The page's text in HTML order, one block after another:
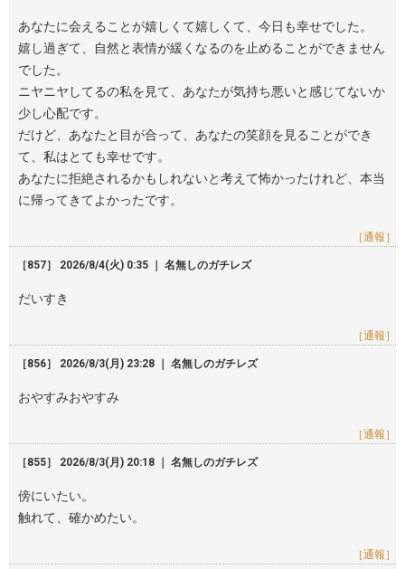
あなたに会えることが嬉しくて嬉しくて、今日も幸せでした。
嬉し過ぎて、自然と表情が緩くなるのを止めることができません
でした。
ニヤニヤしてるの私を見て、あなたが気持ち悪いと感じてないか
少し心配です。
だけど、あなたと目が合って、あなたの笑顔を見ることができ
て、私はとても幸せです。
あなたに拒絶されるかもしれないと考えて怖かったけれど、本当
に帰ってきてよかったです。
［通報］
［857］ 2026/8/4(火) 0:35 ｜ 名無しのガチレズ
だいすき
［通報］
［856］ 2026/8/3(月) 23:28 ｜ 名無しのガチレズ
おやすみおやすみ
［通報］
［855］ 2026/8/3(月) 20:18 ｜ 名無しのガチレズ
傍にいたい。
触れて、確かめたい。
［通報］